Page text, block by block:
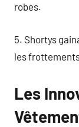
robes.
5. Shortys
les
Les